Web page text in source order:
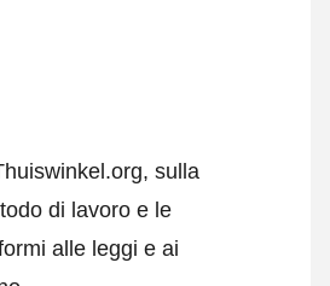
sulla
di lavoro e le
alle leggi e ai